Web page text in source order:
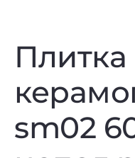
Плитка
sm02